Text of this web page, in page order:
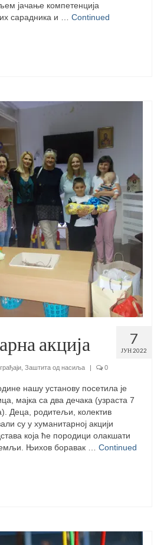
јачање компетенција
сарадника и … Continued
7
ЈУН 2022
акција
Заштита од насиља | 0
нашу установу посетила је
мајка са два дечака (узраста 7
Деца, родитељи, колектив
су у хуманитарној акцији
која ће породици олакшати
Њихов боравак … Continued